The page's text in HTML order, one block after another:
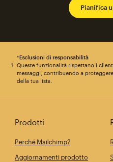
Pianifica
*Esclusioni di responsabilità
Queste funzionalità rispettano i
messaggi, contribuendo a
della tua lista.
Prodotti
Perché Mailchimp?
Aggiornamenti prodotto